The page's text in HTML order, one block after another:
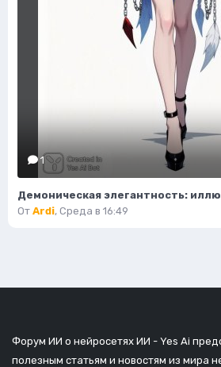
1
От Ardi, Среда в 16:49
Форум ИИ о нейросетях ИИ - Yes Ai
полезным статьям и новостям из мира